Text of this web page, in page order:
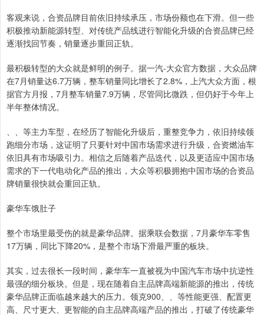
客观来说，合资品牌目前依旧持续承压，市场份额也在下滑。但一些
积极推动新能源转型、对传统产品线进行智能化升级的合资品牌已经
逐渐找回节奏，销量逐步重回正轨。
最积极转型的大众就是鲜明的例子。据一汽-大众官方数据，大众品牌
在7月销量达6.7万辆，整车销量同比增长了2.8%，上汽大众方面，根
据官方月报，7月整车销量7.9万辆，尽管同比微跌，但仍好于今年上
半年整体情况。
、、等主力车型，在经历了智能化升级后，重整竞争力，依旧持续领
跑细分市场，这证明了只要针对中国市场需求进行升级，合资燃油车
依旧具有市场吸引力。相信之后随着产品迭代，以及更适应中国市场
需求的下一代电动化产品的推出，大众等积极拥抱中国市场的合资品
牌销量很快就会重回正轨。
豪华车饿肚子
整个市场里最受伤的就是豪华品牌。据乘联会数据，7月豪华车零售
17万辆，同比下降20%，是整个市场下滑最严重的板块。
其实，过去很长一段时间，豪华车一直被视为中国汽车市场中抗逆性
最强的细分板块。但是，现在随着自主品牌高端新能源的推出，传统
豪华品牌正面临越来越大的压力。领克900、、等性能更强、配置更
高、尺寸更大、更智能的自主品牌高端产品的推出，打破了传统豪华